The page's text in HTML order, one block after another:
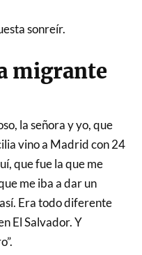
sonreír.
migrante
la señora y yo, que
vino a Madrid con 24
que fue la que me
me iba a dar un
Era todo diferente
El Salvador. Y